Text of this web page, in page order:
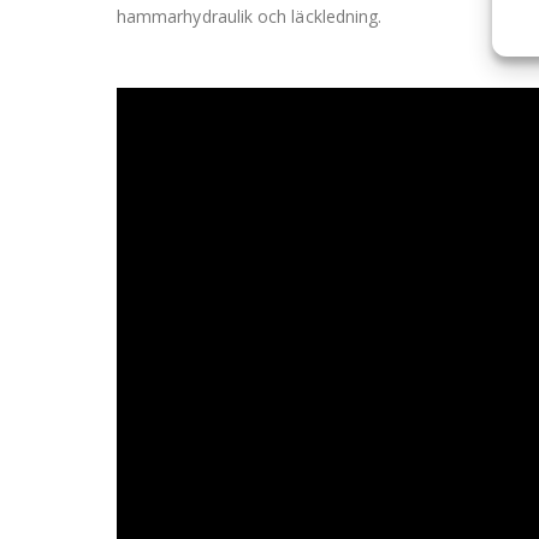
hammarhydraulik och läckledning.